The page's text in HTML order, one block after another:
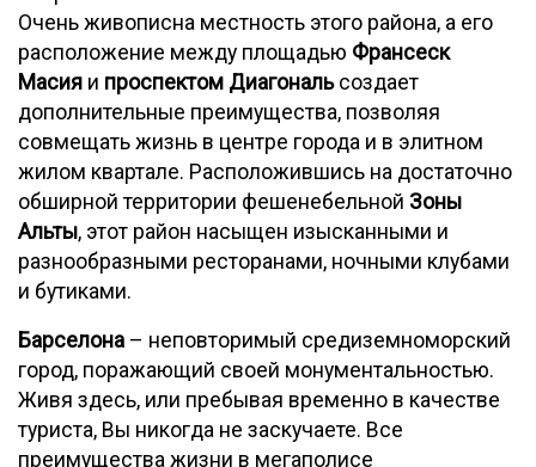
Очень живописна местность этого района, а его
расположение между площадью Франсеск
Масия и проспектом Диагональсоздает
дополнительные преимущества, позволяя
совмещать жизнь в центре города и в элитном
жилом квартале. Расположившись на достаточно
обширной территории фешенебельной Зоны
Альты, этот район насыщен изысканными и
разнообразными ресторанами, ночными клубами
и бутиками.
Барселона – неповторимый средиземноморский
город, поражающий своей монументальностью.
Живя здесь, или пребывая временно в качестве
туриста, Вы никогда не заскучаете. Все
преимущества жизни в мегаполисе